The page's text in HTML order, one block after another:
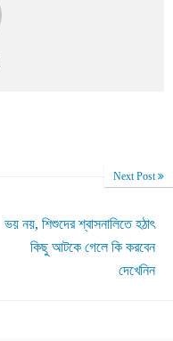
Next Post
ভয় নয়, শিশুদের শ্বাসনালিতে হঠাৎ
কিছু আটকে গেলে কি করবেন
দেখেনিন